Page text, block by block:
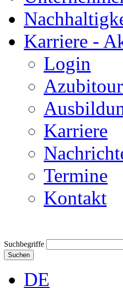
Karriere -
Login
Azubitour
Karriere
Termine
Kontakt
Suchbegriffe
Suchen
DE